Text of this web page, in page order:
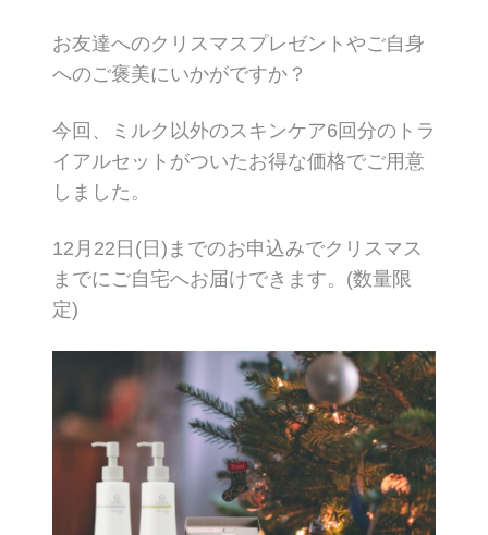
お友達へのクリスマスプレゼントやご自身
へのご褒美にいかがですか？
今回、ミルク以外のスキンケア6回分のトラ
イアルセットがついたお得な価格でご用意
しました。
12月22日(日)までのお申込みでクリスマス
までにご自宅へお届けできます。(数量限
定)